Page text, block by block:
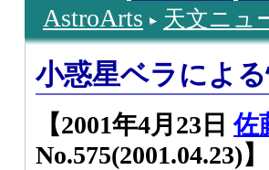
AstroArts 天文ニュ
小惑星ベラによ
【2001年4月23日佐
No.575(2001.04.23)】